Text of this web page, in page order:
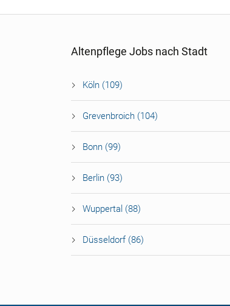
Altenpflege Jobs nach Stadt
Köln (109)
Grevenbroich (104)
Bonn (99)
Berlin (93)
Wuppertal (88)
Düsseldorf (86)